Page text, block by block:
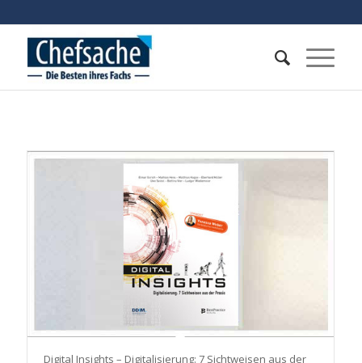
Digital Insights – Digitalisierung: 7 Sichtweisen aus der